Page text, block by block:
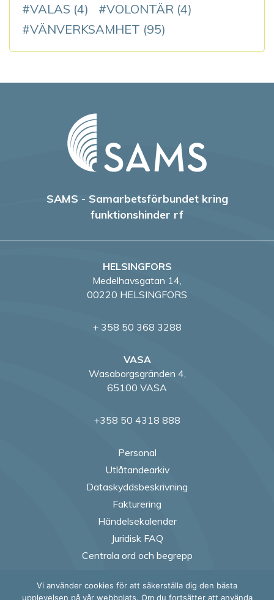
VALAS (4) VOLONTÄR (4)
VÄNVERKSAMHET (95)
SAMS - Samarbetsförbundet kring
funktionshinder rf
HELSINGFORS
Medelhavsgatan 14,
00220 HELSINGFORS
+ 358 50 368 3288
VASA
Wasaborgsgränden 4,
65100 VASA
+358 50 4318 888
Personal
Utlåtandearkiv
Dataskyddsbeskrivning
Fakturering
Händelsekalender
Juridisk FAQ
Centrala ord och begrepp
Vi använder cookies för att säkerställa dig den bästa
upplevelsen på vår webbplats. Om du fortsätter att använda